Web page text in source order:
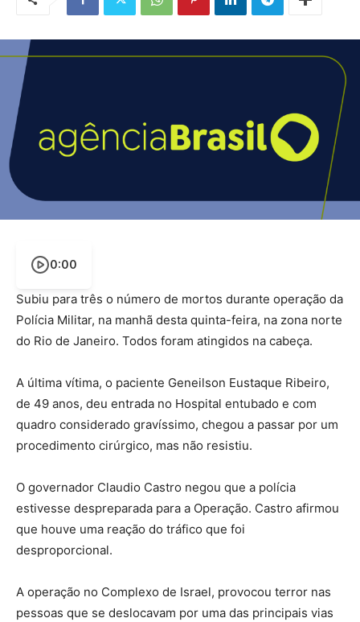
0:00
Subiu para três o número de mortos durante operação da
Polícia Militar, na manhã desta quinta-feira, na zona norte
do Rio de Janeiro. Todos foram atingidos na cabeça.
A última vítima, o paciente Geneilson Eustaque Ribeiro,
de 49 anos, deu entrada no Hospital entubado e com
quadro considerado gravíssimo, chegou a passar por um
procedimento cirúrgico, mas não resistiu.
O governador Claudio Castro negou que a polícia
estivesse despreparada para a Operação. Castro afirmou
que houve uma reação do tráfico que foi
desproporcional.
A operação no Complexo de Israel, provocou terror nas
pessoas que se deslocavam por uma das principais vias